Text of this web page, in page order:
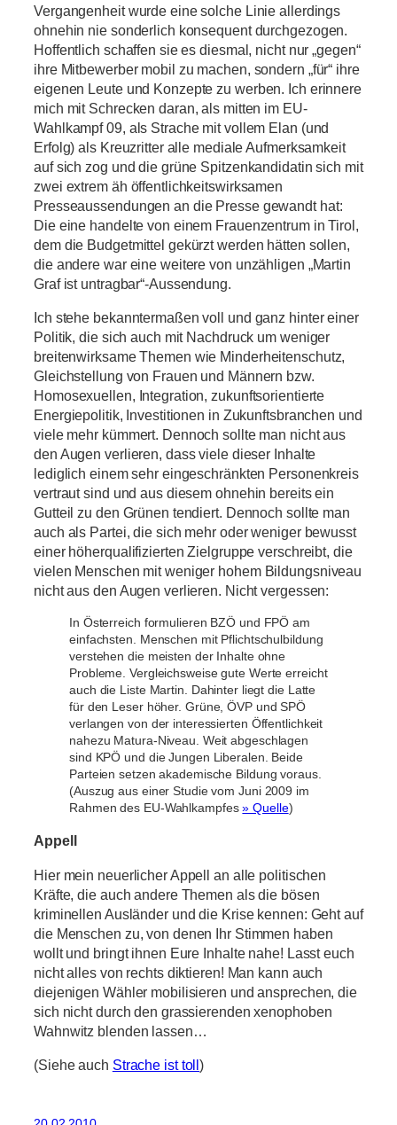
Vergangenheit wurde eine solche Linie allerdings
ohnehin nie sonderlich konsequent durchgezogen.
Hoffentlich schaffen sie es diesmal, nicht nur „gegen“
ihre Mitbewerber mobil zu machen, sondern „für“ ihre
eigenen Leute und Konzepte zu werben. Ich erinnere
mich mit Schrecken daran, als mitten im EU-
Wahlkampf 09, als Strache mit vollem Elan (und
Erfolg) als Kreuzritter alle mediale Aufmerksamkeit
auf sich zog und die grüne Spitzenkandidatin sich mit
zwei extrem äh öffentlichkeitswirksamen
Presseaussendungen an die Presse gewandt hat:
Die eine handelte von einem Frauenzentrum in Tirol,
dem die Budgetmittel gekürzt werden hätten sollen,
die andere war eine weitere von unzähligen „Martin
Graf ist untragbar“-Aussendung.
Ich stehe bekanntermaßen voll und ganz hinter einer
Politik, die sich auch mit Nachdruck um weniger
breitenwirksame Themen wie Minderheitenschutz,
Gleichstellung von Frauen und Männern bzw.
Homosexuellen, Integration, zukunftsorientierte
Energiepolitik, Investitionen in Zukunftsbranchen und
viele mehr kümmert. Dennoch sollte man nicht aus
den Augen verlieren, dass viele dieser Inhalte
lediglich einem sehr eingeschränkten Personenkreis
vertraut sind und aus diesem ohnehin bereits ein
Gutteil zu den Grünen tendiert. Dennoch sollte man
auch als Partei, die sich mehr oder weniger bewusst
einer höherqualifizierten Zielgruppe verschreibt, die
vielen Menschen mit weniger hohem Bildungsniveau
nicht aus den Augen verlieren. Nicht vergessen:
In Österreich formulieren BZÖ und FPÖ am
einfachsten. Menschen mit Pflichtschulbildung
verstehen die meisten der Inhalte ohne
Probleme. Vergleichsweise gute Werte erreicht
auch die Liste Martin. Dahinter liegt die Latte
für den Leser höher. Grüne, ÖVP und SPÖ
verlangen von der interessierten Öffentlichkeit
nahezu Matura-Niveau. Weit abgeschlagen
sind KPÖ und die Jungen Liberalen. Beide
Parteien setzen akademische Bildung voraus.
(Auszug aus einer Studie vom Juni 2009 im
Rahmen des EU-Wahlkampfes» Quelle)
Appell
Hier mein neuerlicher Appell an alle politischen
Kräfte, die auch andere Themen als die bösen
kriminellen Ausländer und die Krise kennen: Geht auf
die Menschen zu, von denen Ihr Stimmen haben
wollt und bringt ihnen Eure Inhalte nahe! Lasst euch
nicht alles von rechts diktieren! Man kann auch
diejenigen Wähler mobilisieren und ansprechen, die
sich nicht durch den grassierenden xenophoben
Wahnwitz blenden lassen…
(Siehe auch Strache ist toll)